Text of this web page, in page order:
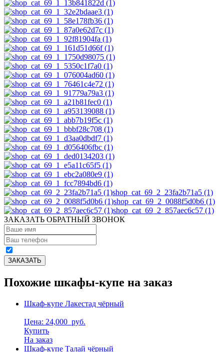
shop_cat_69_2_23fa2b71a5 (1)
shop_cat_69_2_0088f5d0b6 (1)
shop_cat_69_2_857aec6c57 (1)
ЗАКАЗАТЬ ОБРАТНЫЙ ЗВОНОК
Похожие шкафы-купе на заказ
Шкаф-купе Лакестад чёрный
Цена: 24,000 руб.
Купить
На заказ
Шкаф-купе Талай чёрный